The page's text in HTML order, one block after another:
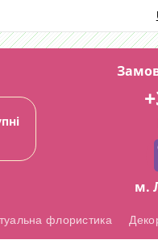
м.
флористика